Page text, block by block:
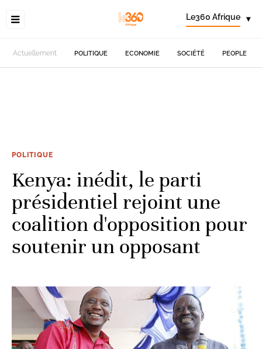
Le360 Afrique ▾
Actuellement POLITIQUE ECONOMIE SOCIÉTÉ PEOPLE
POLITIQUE
Kenya: inédit, le parti
présidentiel rejoint une
coalition d'opposition pour
soutenir un opposant